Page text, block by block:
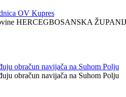
OV Kupres
HERCEGBOSANSKA
obračun navijača na Suhom Polju
obračun navijača na Suhom Polju